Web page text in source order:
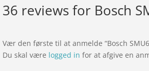
36 reviews for Bosch
Vær den første til at anmelde “Bosch
Du skal være logged in for at afgive en